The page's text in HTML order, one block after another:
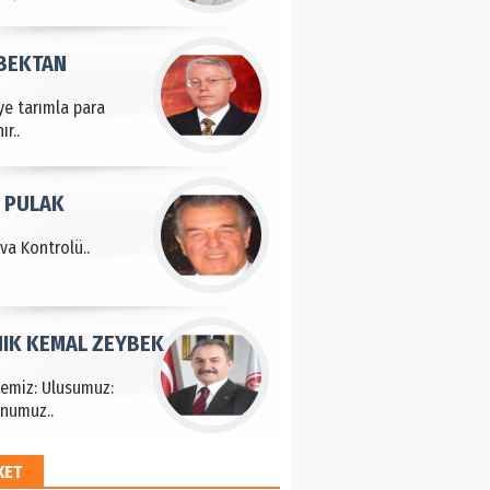
tarımla para
Kontrolü..
PULAK
Ulusumuz:
KEMAL ZEYBEK
HAYRİ PEKER